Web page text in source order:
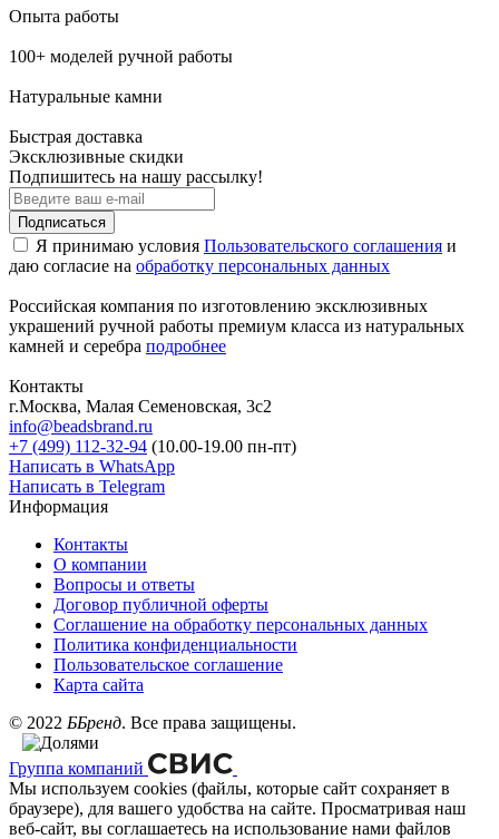
Опыта работы
100+ моделей ручной работы
Натуральные камни
Быстрая доставка
Эксклюзивные скидки
Подпишитесь на нашу рассылку!
Подписаться
Я принимаю условия Пользовательского соглашения и
даю согласие на обработку персональных данных
Российская компания по изготовлению эксклюзивных
украшений ручной работы премиум класса из натуральных
камней и серебра подробнее
Контакты
г.Москва, Малая Семеновская, 3с2
info@beadsbrand.ru
+7 (499) 112-32-94 (10.00-19.00 пн-пт)
Написать в WhatsApp
Написать в Telegram
Информация
Контакты
О компании
Вопросы и ответы
Договор публичной оферты
Соглашение на обработку персональных данных
Политика конфиденциальности
Пользовательское соглашение
Карта сайта
© 2022 ББренд. Все права защищены.
Группа компаний
Мы используем cookies (файлы, которые сайт сохраняет в
браузере), для вашего удобства на сайте. Просматривая наш
веб-сайт, вы соглашаетесь на использование нами файлов